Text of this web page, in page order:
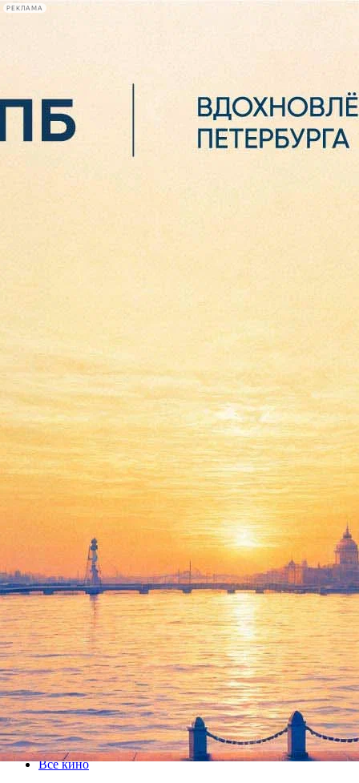
РЕКЛАМА
Сегодня:
2026.08.07
00:44
Три метра над уровнем неба.
Я тебя хочу
04 июня 2012, понедельник-08 августа 2012, среда
Версия для печати
Все кино